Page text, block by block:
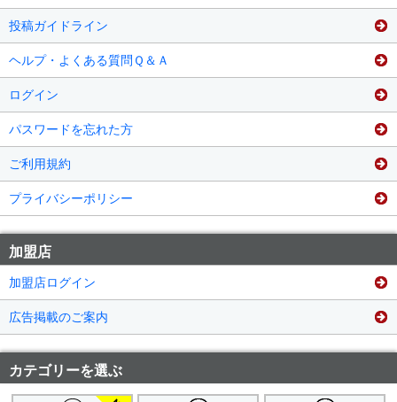
投稿ガイドライン
ヘルプ・よくある質問Ｑ＆Ａ
ログイン
パスワードを忘れた方
ご利用規約
プライバシーポリシー
加盟店
加盟店ログイン
広告掲載のご案内
カテゴリーを選ぶ